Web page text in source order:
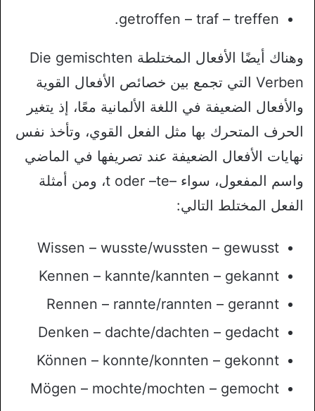
getroffen – traf – treffen.
وهناك أيضًا الأفعال المختلطة Die gemischten
Verben التي تجمع بين خصائص الأفعال القوية
والأفعال الضعيفة في اللغة الألمانية معًا، إذ يتغير
الحرف المتحرك بها مثل الفعل القوي، وتأخذ نفس
نهايات الأفعال الضعيفة عند تصريفها في الماضي
واسم المفعول، سواء –t oder –te، ومن أمثلة
الفعل المختلط التالي:
Wissen – wusste/wussten – gewusst
Kennen – kannte/kannten – gekannt
Rennen – rannte/rannten – gerannt
Denken – dachte/dachten – gedacht
Können – konnte/konnten – gekonnt
Mögen – mochte/mochten – gemocht